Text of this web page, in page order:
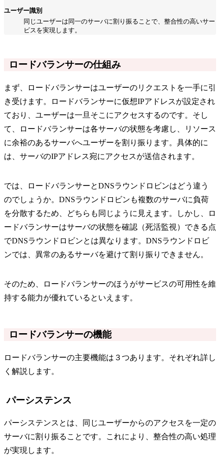
ユーザー識別
同じユーザーは同一のサーバに割り振ることで、整合性の高いサー
ビスを実現します。
ロードバランサーの仕組み
まず、ロードバランサーはユーザーのリクエストを一手に引
き受けます。ロードバランサーに仮想IPアドレスが設定され
ており、ユーザーは一旦そこにアクセスするのです。そし
て、ロードバランサーは各サーバの状態を考慮し、リソース
に余裕のあるサーバへユーザーを割り振ります。具体的に
は、サーバのIPアドレス宛にアクセスが送信されます。
では、ロードバランサーとDNSラウンドロビンはどう違う
のでしょうか。DNSラウンドロビンも複数のサーバに負荷
を分散するため、どちらも同じように見えます。しかし、ロ
ードバランサーはサーバの状態を確認（死活監視）できる点
でDNSラウンドロビンとは異なります。DNSラウンドロビ
ンでは、異常のあるサーバを避けて割り振りできません。
そのため、ロードバランサーのほうがサービスの可用性を維
持する能力が優れているといえます。
ロードバランサーの機能
ロードバランサーの主要機能は３つあります。それぞれ詳し
く解説します。
パーシステンス
パーシステンスとは、同じユーザーからのアクセスを一定の
サーバに割り振ることです。これにより、整合性の高い処理
が実現します。